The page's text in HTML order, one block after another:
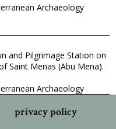
Archaeology
and Pilgrimage Station on
Saint Menas (Abu Mena).
Archaeology
privacy policy